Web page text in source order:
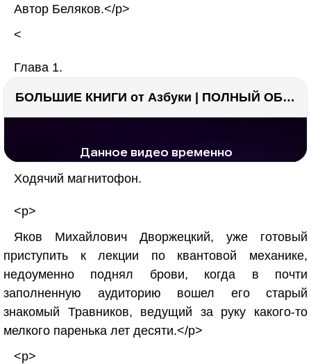
Автор Беляков.</p>
<
Глава 1.
БОЛЬШИЕ КНИГИ от Азбуки | ПОЛНЫЙ ОБЗОР | Моя коллекция 20+ книг ??
Ходячий магнитофон.
<p>
Яков Михайлович Дворжецкий, уже готовый
приступить к лекции по квантовой механике,
недоуменно поднял брови, когда в почти
заполненную аудиторию вошел его старый
знакомый Травников, ведущий за руку какого-то
мелкого паренька лет десяти.</p>
<p>